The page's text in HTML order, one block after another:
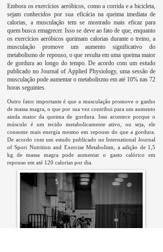
Embora os exercícios aeróbicos, como a corrida e a bicicleta,
sejam conhecidos por sua eficácia na queima imediata de
calorias, a musculação tem se mostrado mais eficaz para
quem busca emagrecer. Isso se deve ao fato de que, enquanto
os exercícios aeróbicos queimam calorias durante o treino, a
musculação promove um aumento significativo do
metabolismo de repouso, o que resulta em uma queima maior
de gordura ao longo do tempo. De acordo com um estudo
publicado no Journal of Applied Physiology, uma sessão de
musculação pode aumentar o metabolismo em até 10% nas 72
horas seguintes.
Outro fator importante é que a musculação promove o ganho
de massa magra, o que por sua vez contribui para um aumento
ainda maior da queima de gordura. Isso acontece porque o
músculo é um tecido metabolicamente ativo, ou seja, ele
consome mais energia mesmo em repouso do que a gordura.
De acordo com um estudo publicado no International Journal
of Sport Nutrition and Exercise Metabolism, a adição de 1,5
kg de massa magra pode aumentar o gasto calórico em
repouso em até 120 calorias por dia.